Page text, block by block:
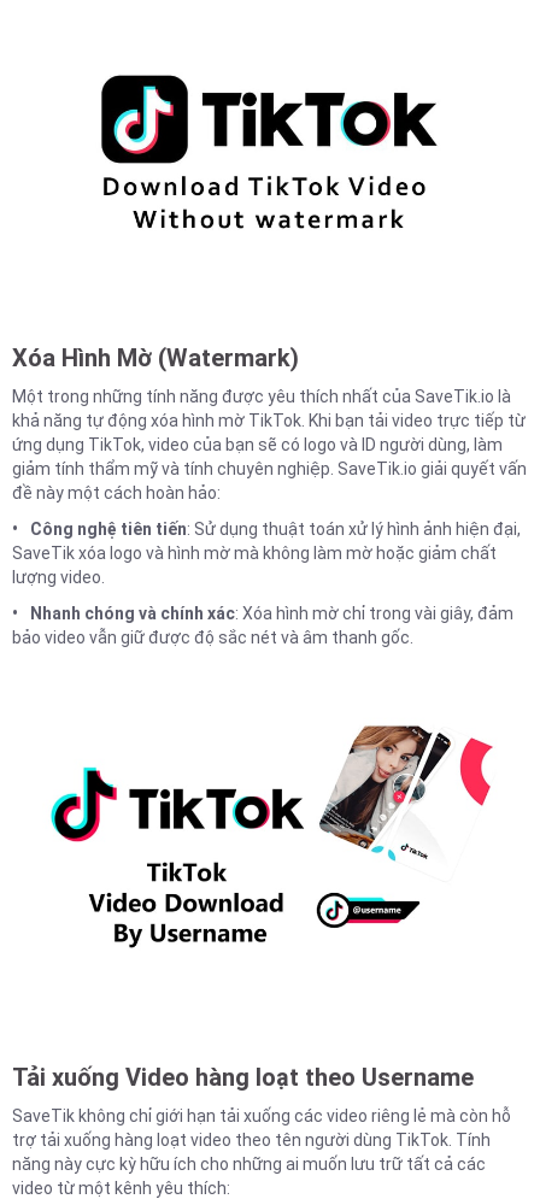
Xóa Hình Mờ (Watermark)
Một trong những tính năng được yêu thích nhất của SaveTik.io là
khả năng tự động xóa hình mờ TikTok. Khi bạn tải video trực tiếp từ
ứng dụng TikTok, video của bạn sẽ có logo và ID người dùng, làm
giảm tính thẩm mỹ và tính chuyên nghiệp. SaveTik.io giải quyết vấn
đề này một cách hoàn hảo:
Công nghệ tiên tiến: Sử dụng thuật toán xử lý hình ảnh hiện đại,
SaveTik xóa logo và hình mờ mà không làm mờ hoặc giảm chất
lượng video.
Nhanh chóng và chính xác: Xóa hình mờ chỉ trong vài giây, đảm
bảo video vẫn giữ được độ sắc nét và âm thanh gốc.
Tải xuống Video hàng loạt theo Username
SaveTik không chỉ giới hạn tải xuống các video riêng lẻ mà còn hỗ
trợ tải xuống hàng loạt video theo tên người dùng TikTok. Tính
năng này cực kỳ hữu ích cho những ai muốn lưu trữ tất cả các
video từ một kênh yêu thích: